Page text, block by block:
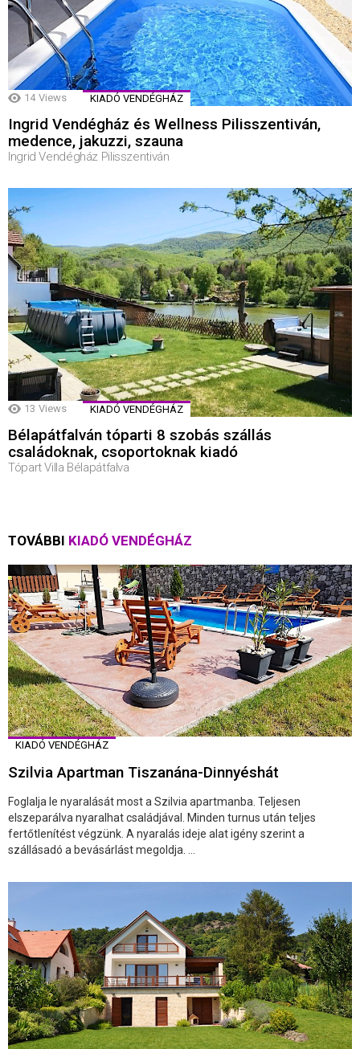
14 Views KIADÓ VENDÉGHÁZ
Ingrid Vendégház és Wellness Pilisszentiván,
medence, jakuzzi, szauna
Ingrid Vendégház Pilisszentiván
13 Views KIADÓ VENDÉGHÁZ
Bélapátfalván tóparti 8 szobás szállás
családoknak, csoportoknak kiadó
Tópart Villa Bélapátfalva
TOVÁBBI KIADÓ VENDÉGHÁZ
KIADÓ VENDÉGHÁZ
Szilvia Apartman Tiszanána-Dinnyéshát
Foglalja le nyaralását most a Szilvia apartmanba. Teljesen
elszeparálva nyaralhat családjával. Minden turnus után teljes
fertőtlenítést végzünk. A nyaralás ideje alat igény szerint a
szállásadó a bevásárlást megoldja. ...